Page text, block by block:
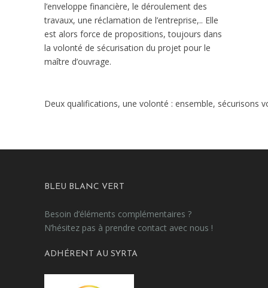
l’enveloppe financière, le déroulement des
travaux, une réclamation de l’entreprise,.. Elle
est alors force de propositions, toujours dans
la volonté de sécurisation du projet pour le
maître d’ouvrage.
Deux qualifications, une volonté : ensemble, sécurisons
BLEU BLANC VERT
Besoin d’éléments complémentaires ?
N’hésitez pas à prendre contact avec nous !
ADHÉRENT AU SYRTA